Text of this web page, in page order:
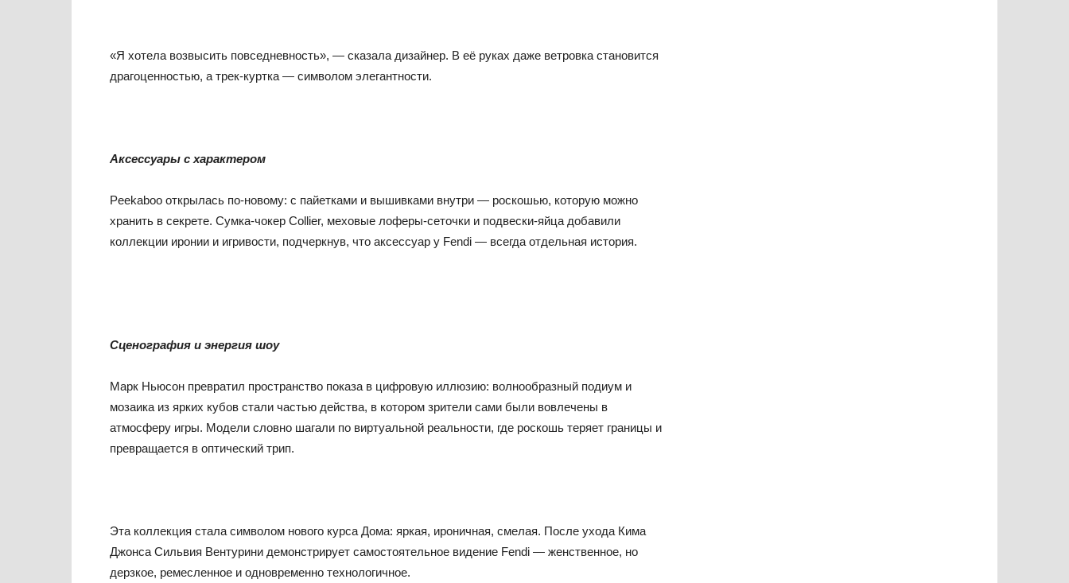
«Я хотела возвысить повседневность», — сказала дизайнер. В её руках даже ветровка становится
драгоценностью, а трек-куртка — символом элегантности.
Аксессуары с характером
Peekaboo открылась по-новому: с пайетками и вышивками внутри — роскошью, которую можно
хранить в секрете. Сумка-чокер Collier, меховые лоферы-сеточки и подвески-яйца добавили
коллекции иронии и игривости, подчеркнув, что аксессуар у Fendi — всегда отдельная история.
Сценография и энергия шоу
Марк Ньюсон превратил пространство показа в цифровую иллюзию: волнообразный подиум и
мозаика из ярких кубов стали частью действа, в котором зрители сами были вовлечены в
атмосферу игры. Модели словно шагали по виртуальной реальности, где роскошь теряет границы и
превращается в оптический трип.
Эта коллекция стала символом нового курса Дома: яркая, ироничная, смелая. После ухода Кима
Джонса Сильвия Вентурини демонстрирует самостоятельное видение Fendi — женственное, но
дерзкое, ремесленное и одновременно технологичное.